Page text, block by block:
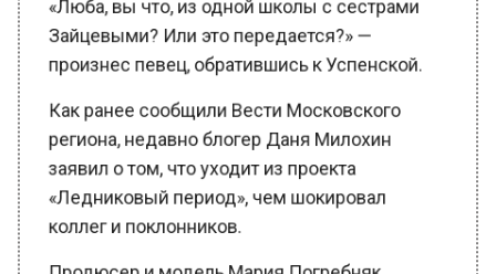
Зайцевыми? Или это передается?» —
произнес певец, обратившись к Успенской.
Как ранее сообщили Вести Московского
региона, недавно блогер Даня Милохин
заявил о том, что уходит из проекта
«Ледниковый период», чем шокировал
коллег и поклонников.